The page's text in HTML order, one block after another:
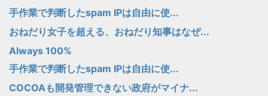
手作業で判断したspam IPは自由に使...
おねだり女子を超える、おねだり知事はなぜ...
Always 100%
手作業で判断したspam IPは自由に使...
COCOAも開発管理できない政府がマイナ...